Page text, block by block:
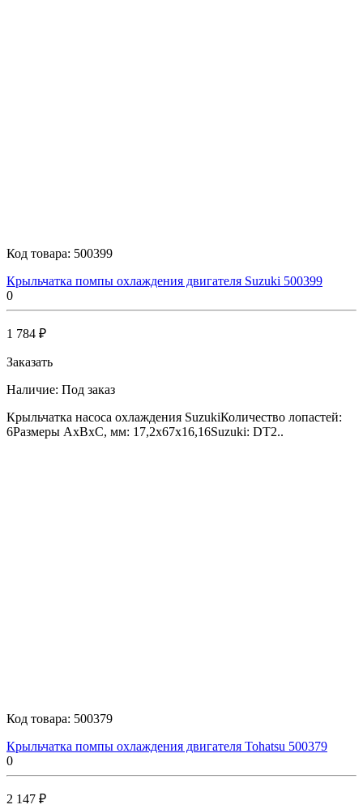
Код товара: 500399
Крыльчатка помпы охлаждения двигателя Suzuki 500399
0
1 784 ₽
Заказать
Наличие: Под заказ
Крыльчатка насоса охлаждения SuzukiКоличество лопастей:
6Размеры AxBxC, мм: 17,2x67x16,16Suzuki: DT2..
Код товара: 500379
Крыльчатка помпы охлаждения двигателя Tohatsu 500379
0
2 147 ₽